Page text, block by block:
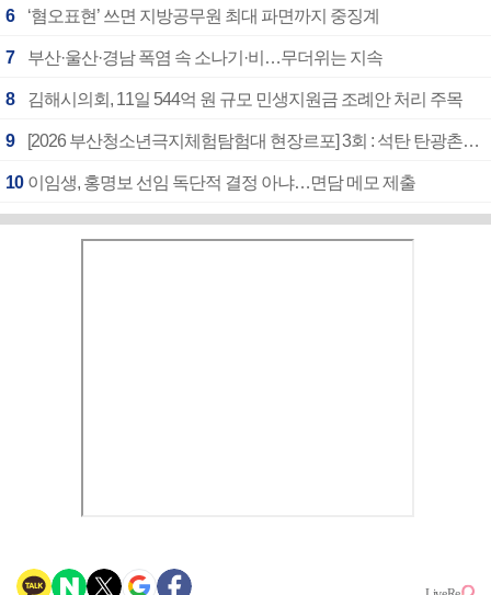
6 ‘혐오표현’ 쓰면 지방공무원 최대 파면까지 중징계
7 부산·울산·경남 폭염 속 소나기·비…무더위는 지속
8 김해시의회, 11일 544억 원 규모 민생지원금 조례안 처리 주목
9 [2026 부산청소년극지체험탐험대 현장르포] 3회 : 석탄 탄광촌에서 북극 연구의 중심지로
10 이임생, 홍명보 선임 독단적 결정 아냐…면담 메모 제출